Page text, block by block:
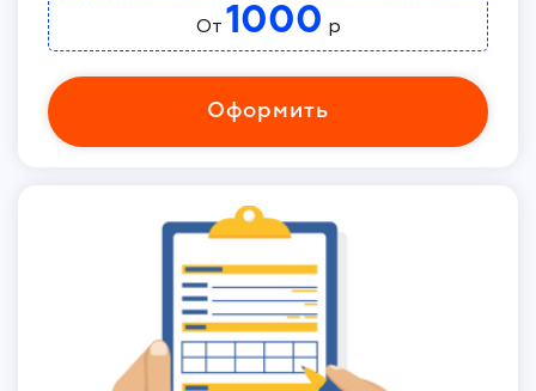
От 1000 р
Оформить